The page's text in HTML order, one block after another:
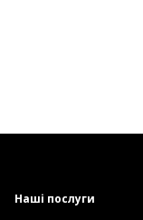
Наші послуги